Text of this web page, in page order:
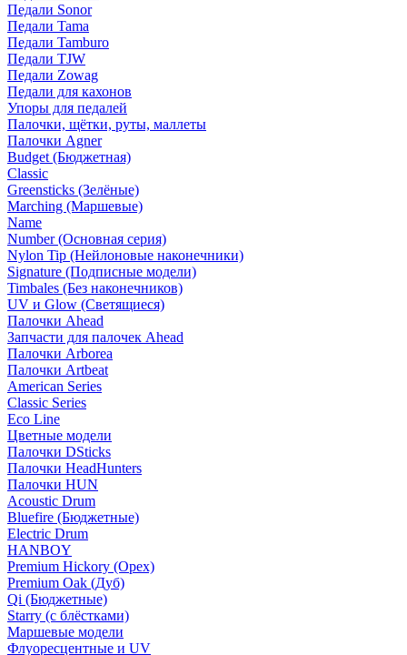
Педали Sonor
Педали Tama
Педали Tamburo
Педали TJW
Педали Zowag
Педали для кахонов
Упоры для педалей
Палочки, щётки, руты, маллеты
Палочки Agner
Budget (Бюджетная)
Classic
Greensticks (Зелёные)
Marching (Маршевые)
Name
Number (Основная серия)
Nylon Tip (Нейлоновые наконечники)
Signature (Подписные модели)
Timbales (Без наконечников)
UV и Glow (Светящиеся)
Палочки Ahead
Запчасти для палочек Ahead
Палочки Arborea
Палочки Artbeat
American Series
Classic Series
Eco Line
Цветные модели
Палочки DSticks
Палочки HeadHunters
Палочки HUN
Acoustic Drum
Bluefire (Бюджетные)
Electric Drum
HANBOY
Premium Hickory (Орех)
Premium Oak (Дуб)
Qi (Бюджетные)
Starry (с блёстками)
Маршевые модели
Флуоресцентные и UV